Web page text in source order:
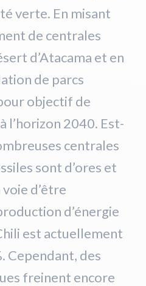
verte. En misant
de centrales
d’Atacama et en
de parcs
objectif de
l’horizon 2040. Est-
centrales
sont d’ores et
d’être
d’énergie
est actuellement
Cependant, des
freinent encore